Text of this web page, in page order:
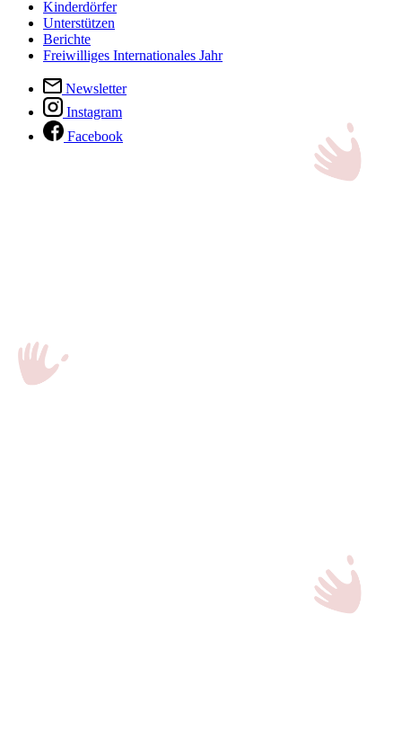
Kinderdörfer
Unterstützen
Berichte
Freiwilliges Internationales Jahr
Newsletter
Instagram
Facebook